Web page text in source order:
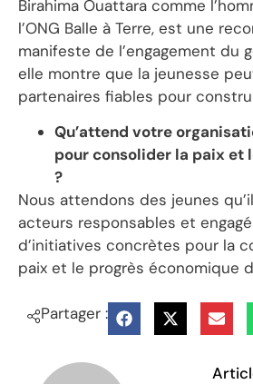
Birahima Ouattara comme
l’ONG Balle à Terre, est une
manifeste de l’engagement du
elle montre que la jeunesse
partenaires fiables pour
Qu’attend votre
pour consolider la paix et
?
Nous attendons des jeunes
acteurs responsables et
d’initiatives concrètes pour la
paix et le progrès économique
Partager :